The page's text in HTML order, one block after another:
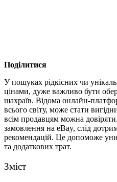
Поділитися
У пошуках рідкісних чи
цінами, дуже важливо бути
шахраїв. Відома онлайн-
всього світу, може стати
всім продавцям можна
замовлення на eBay, слід
рекомендацій. Це допоможе
та додаткових трат.
Зміст